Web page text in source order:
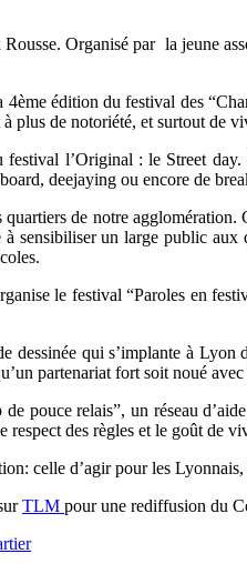
Organisé par la jeune
édition du festival des
plus de notoriété, et surtout de
l’Original : le Street
deejaying ou encore de
de notre
sensibiliser un large public
le festival “Paroles en
qui s’implante à Lyon
partenariat fort soit noué
pouce relais”, un réseau
des règles et le goût de
celle d’agir pour les
TLM pour une rediffusion du